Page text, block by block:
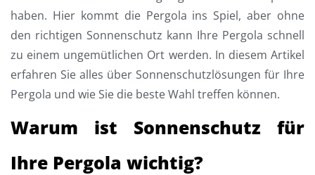
haben. Hier kommt die Pergola ins Spiel, aber ohne
den richtigen Sonnenschutz kann Ihre Pergola schnell
zu einem ungemütlichen Ort werden. In diesem Artikel
erfahren Sie alles über Sonnenschutzlösungen für Ihre
Pergola und wie Sie die beste Wahl treffen können.
Warum ist Sonnenschutz für
Ihre Pergola wichtig?